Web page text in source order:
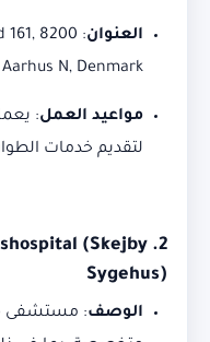
العنوان:
161, 8200
Aarhus N, Denmark
مواعيد العمل:
لتقديم خدمات
2.
(Skejby
Sygehus)
الوصف: مستشفى